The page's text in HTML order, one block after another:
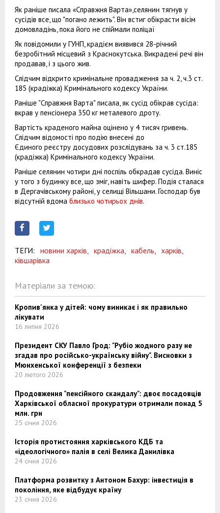
Як раніше писала «Справжня Варта»,селянин тягнув у
сусідів все, що "погано лежить". Він встиг обікрасти вісім
домовладінь, пока його не спіймали поліцаї
Як повідомили у ГУНП, крадієм виявився 28-річний
безробітний місцевий з Краснокутська. Викрадені речі він
продавав, і з цього жив.
Слідчим відкрито кримінальне провадження за ч. 2, ч.3 ст.
185 (крадіжка) Кримінального кодексу України.
Раніше "Cправжня Варта" писала, як сусід обікрав сусіда:
вкрав у пенсіонера 350 кг металевого дроту.
Вартість краденого майна оцінено у 4 тисяч гривень.
Слідчим відомості про подію внесені до
Єдиного реєстру досудових розслідувань за ч. 3 ст.185
(крадіжка) Кримінального кодексу України.
Раніше селянин чотири дні поспіль обкрадав сусіда. Виніс
у того з будинку все, що зміг, навіть шифер. Подія сталася
в Дергачівському районі, у селищі Вільшани. Господар був
відсутній вдома близько чотирьох днів.
ТЕГИ: новини харків, крадіжка, кабель, харків,
ківшарівка
Матеріали за темою:
Кропив'янка у дітей: чому виникає і як правильно
лікувати
16 липня 2026
Президент СКУ Павло Грод: "Рубіо жодного разу не
згадав про російсько-українську війну". Висновки з
Мюнхенської конференції з безпеки
20 лютого 2026
Продовження "пенсійного скандалу": двоє посадовців
Харківської обласної прокуратури отримали понад 5
млн. грн
25 січня 2026
Історія протистояння харківського КДБ та
«ідеологічного» палія в селі Велика Данилівка
24 січня 2026
Платформа розвитку з Антоном Бахур: інвестиція в
покоління, яке відбудує країну
23 січня 2026